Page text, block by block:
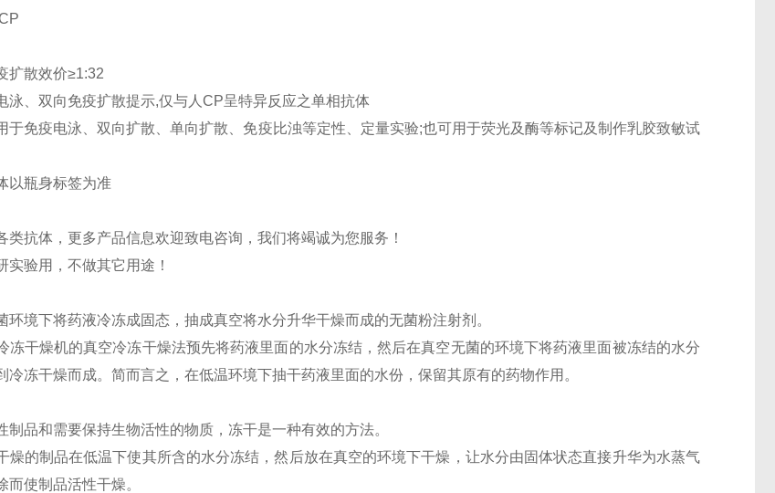
扩散效价≥1:32
泳、双向免疫扩散提示,仅与人CP呈特异反应之单相抗体
于免疫电泳、双向扩散、单向扩散、免疫比浊等定性、定量实验;也可用于荧光及酶等标记及制作乳胶致敏试
以瓶身标签为准
类抗体，更多产品信息欢迎致电咨询，我们将竭诚为您服务！
实验用，不做其它用途！
环境下将药液冷冻成固态，抽成真空将水分升华干燥而成的无菌粉注射剂。
冻干燥机的真空冷冻干燥法预先将药液里面的水分冻结，然后在真空无菌的环境下将药液里面被冻结的水分
冷冻干燥而成。简而言之，在低温环境下抽干药液里面的水份，保留其原有的药物作用。
制品和需要保持生物活性的物质，冻干是一种有效的方法。
燥的制品在低温下使其所含的水分冻结，然后放在真空的环境下干燥，让水分由固体状态直接升华为水蒸气
而使制品活性干燥。